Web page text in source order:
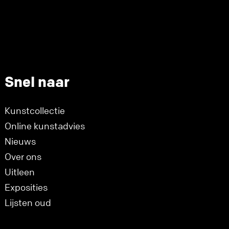
Snel naar
Kunstcollectie
Online kunstadvies
Nieuws
Over ons
Uitleen
Exposities
Lijsten oud